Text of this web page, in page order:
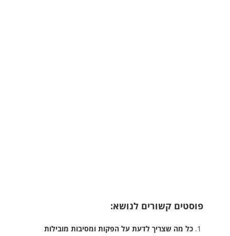
פוסטים קשורים לנושא:
כל מה שצריך לדעת על הפקות ומסיבות מובילות